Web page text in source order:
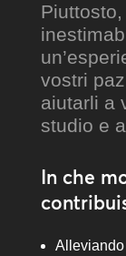
vostri
aiutarli a
studio e
In che
Alleviando